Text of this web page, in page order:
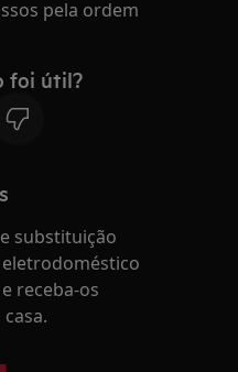
pela ordem
foi útil?
substituição
receba-os